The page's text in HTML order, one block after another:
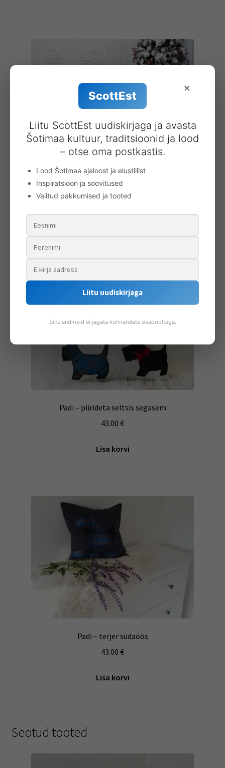
Tartani ruudupadi
50.00€
Padi – piirideta seltsis segasem
43.00 €
Lisa korvi
Padi – terjer südaöös
43.00 €
Lisa korvi
Seotud tooted
×
ScottEst
Liitu ScottEst uudiskirjaga ja avasta
Šotimaa kultuur, traditsioonid ja lood
– otse oma postkastis.
Lood Šotimaa ajaloost ja elustiilist
Inspiratsioon ja soovitused
Valitud pakkumised ja tooted
Liitu uudiskirjaga
Sinu andmeid ei jagata kolmandate osapooltega.